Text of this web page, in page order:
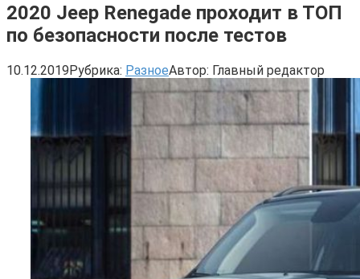
2020 Jeep Renegade проходит в ТОП
по безопасности после тестов
10.12.2019Рубрика: РазноеАвтор: Главный редактор